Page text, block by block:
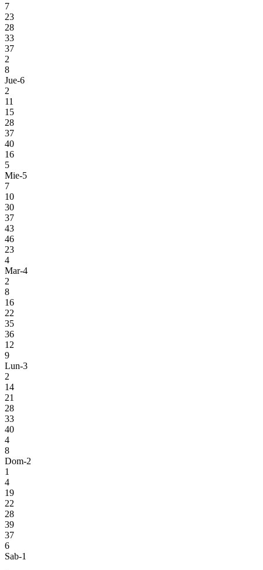
7
23
28
33
37
2
8
Jue-6
2
11
15
28
37
40
16
5
Mie-5
7
10
30
37
43
46
23
4
Mar-4
2
8
16
22
35
36
12
9
Lun-3
2
14
21
28
33
40
4
8
Dom-2
1
4
19
22
28
39
37
6
Sab-1